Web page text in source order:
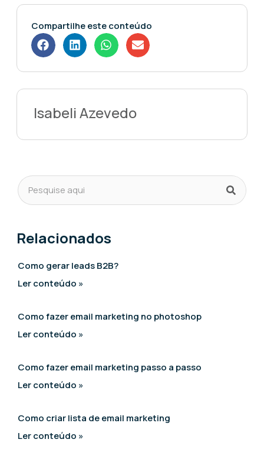
Compartilhe este conteúdo
Isabeli Azevedo
Relacionados
Como gerar leads B2B?
Ler conteúdo »
Como fazer email marketing no photoshop
Ler conteúdo »
Como fazer email marketing passo a passo
Ler conteúdo »
Como criar lista de email marketing
Ler conteúdo »